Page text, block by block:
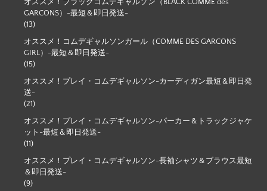
GARCONS）-最短＆即日発送-
(13)
オススメ！コムデギャルソンガール（COMME DES GARCONS
GIRL）-最短＆即日発送-
(15)
オススメ！プレイ・コムデギャルソン-カーディガン最短＆即日発
送-
(21)
オススメ！プレイ・コムデギャルソン-パーカー＆トラックジャケ
ット-最短＆即日発送-
(11)
オススメ！プレイ・コムデギャルソン-長袖シャツ＆ブラウス最短
＆即日発送-
(9)